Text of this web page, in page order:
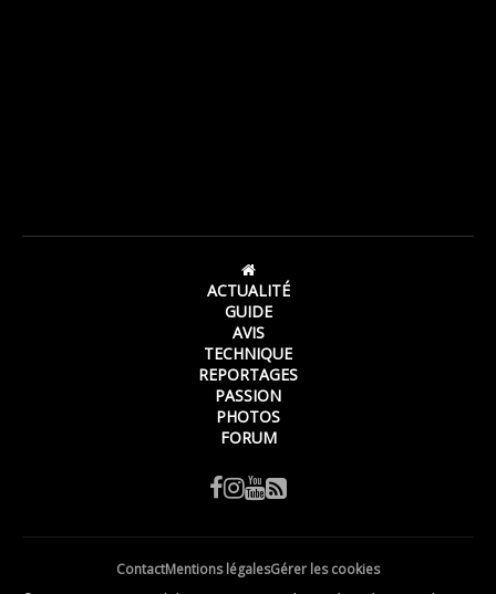
ACTUALITÉ
GUIDE
AVIS
TECHNIQUE
REPORTAGES
PASSION
PHOTOS
FORUM
ContactMentions légalesGérer les cookies